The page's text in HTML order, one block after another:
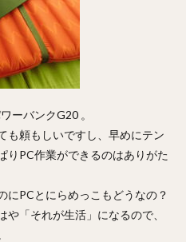
ーバンクG20 。
も頼もしいですし、早めにテン
りPC作業ができるのはありがた
にPCとにらめっこもどうなの？
「それが生活」になるので、